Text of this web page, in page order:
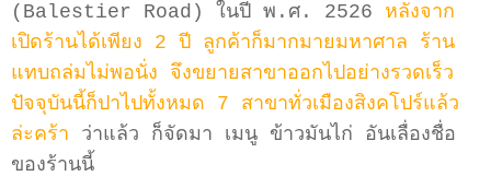
(Balestier Road) ในปี พ.ศ. 2526
หลังจาก
เปิดร้านได้เพียง 2 ปี ลูกค้าก็มากมายมหาศาล ร้าน
แทบถล่มไม่พอนั่ง จึงขยายสาขาออกไปอย่างรวดเร็ว
ปัจจุบันนี้ก็ปาไปทั้งหมด 7 สาขาทั่วเมืองสิงคโปร์แล้ว
ล่ะคร้า ว่าแล้ว ก็จัดมา เมนู ข้าวมันไก่ อันเลื่องชื่อ
ของร้านนี้